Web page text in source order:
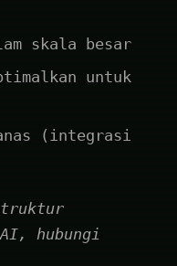
skala besar
untuk
(integrasi
hubungi